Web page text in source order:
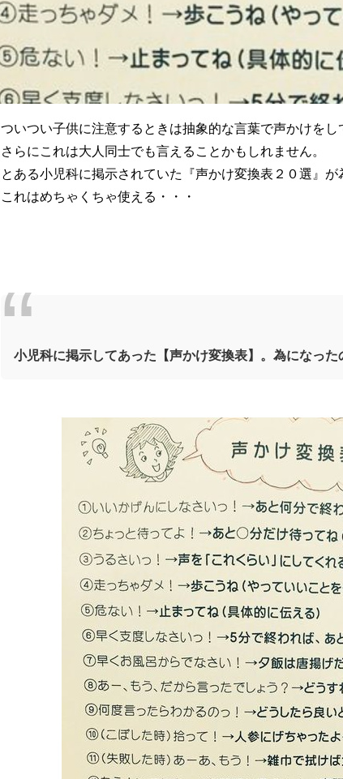
ついつい子供に注意するときは抽象的な言葉で声かけをし
さらにこれは大人同士でも言えることかもしれません。
とある小児科に掲示されていた『声かけ変換表２０選』が
これはめちゃくちゃ使える・・・
小児科に掲示してあった【声かけ変換表】。為になった